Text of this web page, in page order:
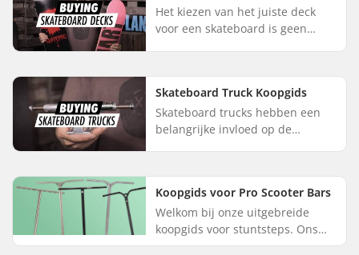
Het kiezen van het juiste deck
voor een skateboard is geen
vraagt je misschien af hoe je h...
Skateboard Truck Koopgids
Skateboard trucks hebben een
belangrijke invloed op de
skateboard. In deze uitgebreide
gids ve...
Koopgids voor Pro Scooter Bars
Welkom bij onze uitgebreide
koopgids voor stuntsteps. Ons
doel is om je te helpen navigeren